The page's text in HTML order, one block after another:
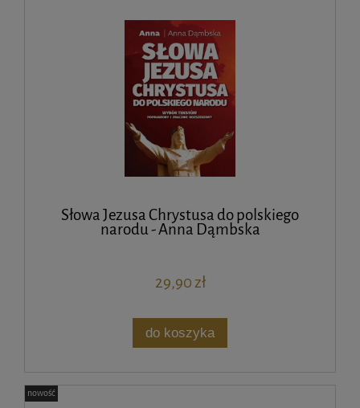
Słowa Jezusa Chrystusa do polskiego
narodu - Anna Dąmbska
29,90 zł
do koszyka
nowość